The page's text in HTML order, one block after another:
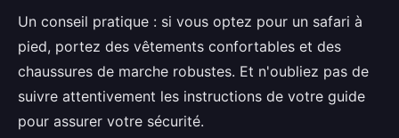
Un conseil pratique : si vous optez pour un safari à
pied, portez des vêtements confortables et des
chaussures de marche robustes. Et n'oubliez pas de
suivre attentivement les instructions de votre guide
pour assurer votre sécurité.